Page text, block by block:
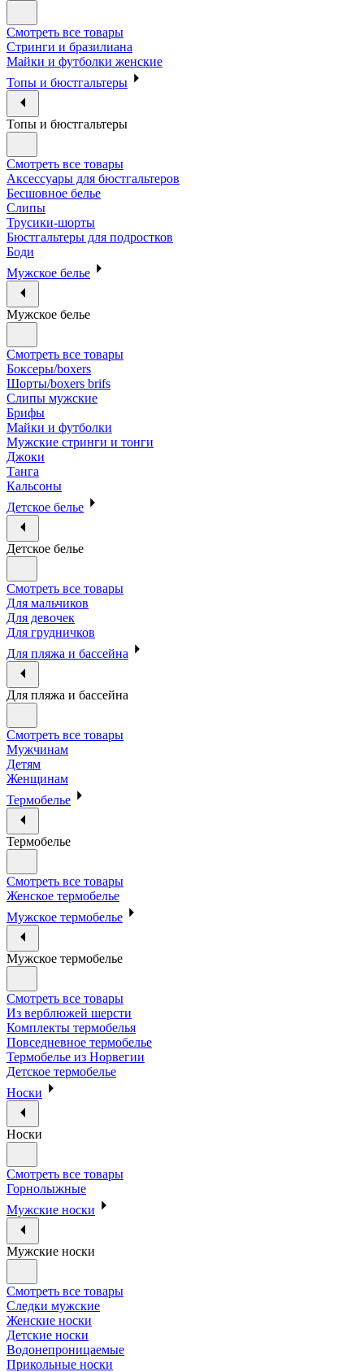
Смотреть все товары
Стринги и бразилиана
Майки и футболки женские
Топы и бюстгальтеры
Топы и бюстгальтеры
Смотреть все товары
Аксессуары для бюстгальтеров
Бесшовное белье
Слипы
Трусики-шорты
Бюстгальтеры для подростков
Боди
Мужское белье
Мужское белье
Смотреть все товары
Боксеры/boxers
Шорты/boxers brifs
Слипы мужские
Брифы
Майки и футболки
Мужские стринги и тонги
Джоки
Танга
Кальсоны
Детское белье
Детское белье
Смотреть все товары
Для мальчиков
Для девочек
Для грудничков
Для пляжа и бассейна
Для пляжа и бассейна
Смотреть все товары
Мужчинам
Детям
Женщинам
Термобелье
Термобелье
Смотреть все товары
Женское термобелье
Мужское термобелье
Мужское термобелье
Смотреть все товары
Из верблюжей шерсти
Комплекты термобелья
Повседневное термобелье
Термобелье из Норвегии
Детское термобелье
Носки
Носки
Смотреть все товары
Горнолыжные
Мужские носки
Мужские носки
Смотреть все товары
Следки мужские
Женские носки
Детские носки
Водонепроницаемые
Прикольные носки